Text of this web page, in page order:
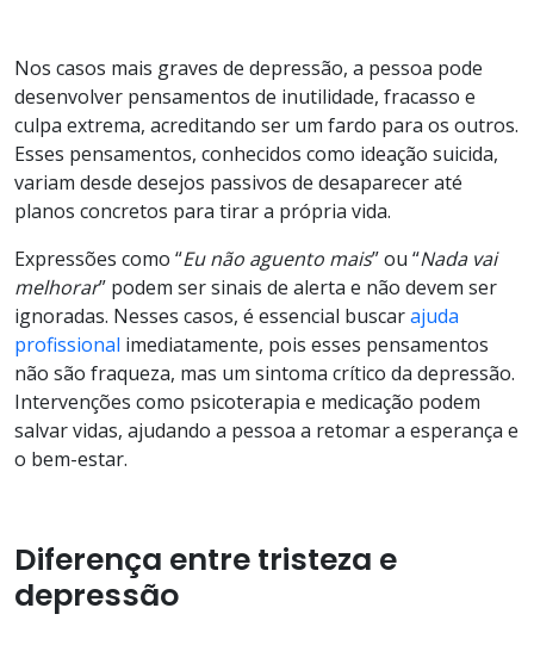
Nos casos mais graves de depressão, a pessoa pode
desenvolver pensamentos de inutilidade, fracasso e
culpa extrema, acreditando ser um fardo para os outros.
Esses pensamentos, conhecidos como ideação suicida,
variam desde desejos passivos de desaparecer até
planos concretos para tirar a própria vida.
Expressões como “Eu não aguento mais” ou “Nada vai
melhorar” podem ser sinais de alerta e não devem ser
ignoradas. Nesses casos, é essencial buscarajuda
profissional imediatamente, pois esses pensamentos
não são fraqueza, mas um sintoma crítico da depressão.
Intervenções como psicoterapia e medicação podem
salvar vidas, ajudando a pessoa a retomar a esperança e
o bem-estar.
Diferença entre tristeza e
depressão